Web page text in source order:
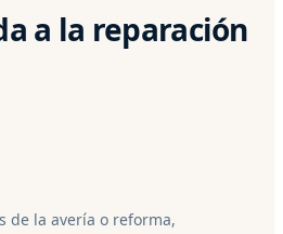
a la reparación
de la avería o reforma,